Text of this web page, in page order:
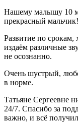
Нашему малышу 10
прекрасный мальчик!
Развитие по срокам,
издаём различные
не осознанно.
Очень шустрый,
в норме.
Татьяне Сергеевне
24/7. Спасибо за
важно, и всё